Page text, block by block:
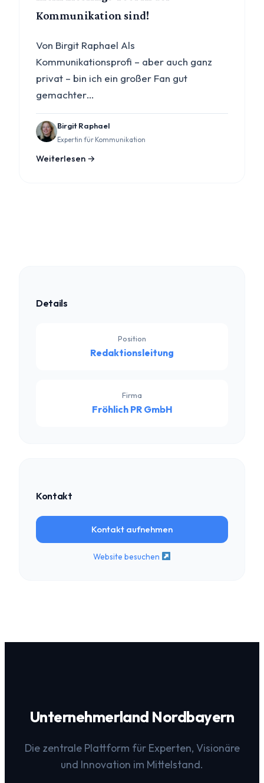
Kommunikation sind!
Von Birgit Raphael Als
Kommunikationsprofi – aber auch ganz
privat – bin ich ein großer Fan gut
gemachter…
Birgit Raphael
Expertin für Kommunikation
Weiterlesen →
Details
Position
Redaktionsleitung
Firma
Fröhlich PR GmbH
Kontakt
Kontakt aufnehmen
Website besuchen
Unternehmerland Nordbayern
Die zentrale Plattform für Experten, Visionäre
und Innovation im Mittelstand.